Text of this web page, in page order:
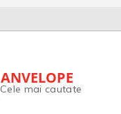
ANVELOPE
Cele mai cautate